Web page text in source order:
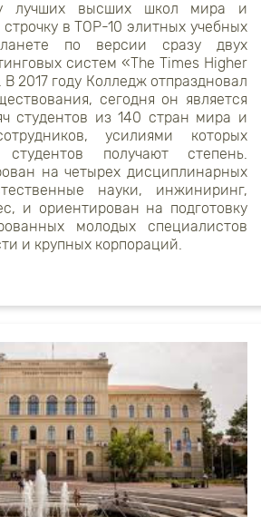
лучших высших школ мира и
вTOP-10 элитных учебных
по версии сразу двух
систем «The Times Higher
В 2017 году Колледж отпраздновал
сегодня он является
студентов из 140 стран мира и
усилиями которых
получают степень.
на четырех дисциплинарных
науки, инжиниринг,
и ориентирован на подготовку
молодых специалистов
и крупных корпораций.